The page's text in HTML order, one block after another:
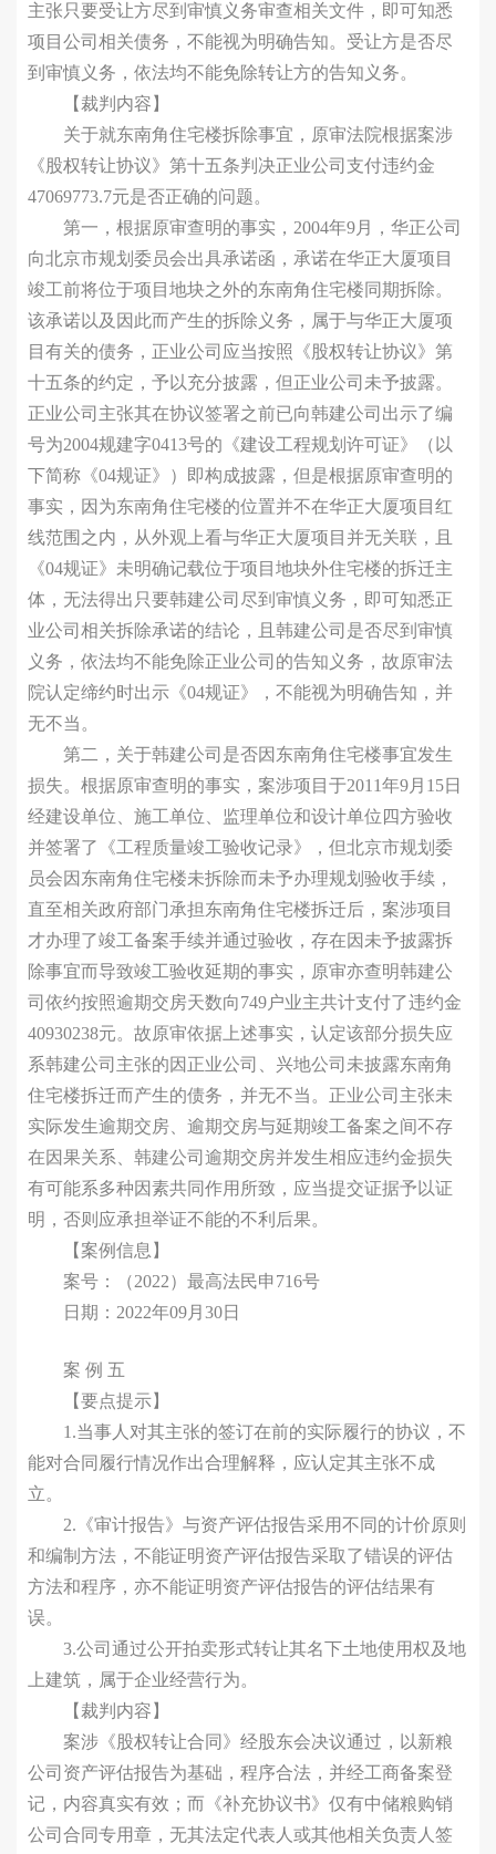
主张只要受让方尽到审慎义务审查相关文件，即可知悉
项目公司相关债务，不能视为明确告知。受让方是否尽
到审慎义务，依法均不能免除转让方的告知义务。
【裁判内容】
关于就东南角住宅楼拆除事宜，原审法院根据案涉
《股权转让协议》第十五条判决正业公司支付违约金
47069773.7元是否正确的问题。
第一，根据原审查明的事实，2004年9月，华正公司
向北京市规划委员会出具承诺函，承诺在华正大厦项目
竣工前将位于项目地块之外的东南角住宅楼同期拆除。
该承诺以及因此而产生的拆除义务，属于与华正大厦项
目有关的债务，正业公司应当按照《股权转让协议》第
十五条的约定，予以充分披露，但正业公司未予披露。
正业公司主张其在协议签署之前已向韩建公司出示了编
号为2004规建字0413号的《建设工程规划许可证》（以
下简称《04规证》）即构成披露，但是根据原审查明的
事实，因为东南角住宅楼的位置并不在华正大厦项目红
线范围之内，从外观上看与华正大厦项目并无关联，且
《04规证》未明确记载位于项目地块外住宅楼的拆迁主
体，无法得出只要韩建公司尽到审慎义务，即可知悉正
业公司相关拆除承诺的结论，且韩建公司是否尽到审慎
义务，依法均不能免除正业公司的告知义务，故原审法
院认定缔约时出示《04规证》，不能视为明确告知，并
无不当。
第二，关于韩建公司是否因东南角住宅楼事宜发生
损失。根据原审查明的事实，案涉项目于2011年9月15日
经建设单位、施工单位、监理单位和设计单位四方验收
并签署了《工程质量竣工验收记录》，但北京市规划委
员会因东南角住宅楼未拆除而未予办理规划验收手续，
直至相关政府部门承担东南角住宅楼拆迁后，案涉项目
才办理了竣工备案手续并通过验收，存在因未予披露拆
除事宜而导致竣工验收延期的事实，原审亦查明韩建公
司依约按照逾期交房天数向749户业主共计支付了违约金
40930238元。故原审依据上述事实，认定该部分损失应
系韩建公司主张的因正业公司、兴地公司未披露东南角
住宅楼拆迁而产生的债务，并无不当。正业公司主张未
实际发生逾期交房、逾期交房与延期竣工备案之间不存
在因果关系、韩建公司逾期交房并发生相应违约金损失
有可能系多种因素共同作用所致，应当提交证据予以证
明，否则应承担举证不能的不利后果。
【案例信息】
案号：（2022）最高法民申716号
日期：2022年09月30日
案 例 五
【要点提示】
1.当事人对其主张的签订在前的实际履行的协议，不
能对合同履行情况作出合理解释，应认定其主张不成
立。
2.《审计报告》与资产评估报告采用不同的计价原则
和编制方法，不能证明资产评估报告采取了错误的评估
方法和程序，亦不能证明资产评估报告的评估结果有
误。
3.公司通过公开拍卖形式转让其名下土地使用权及地
上建筑，属于企业经营行为。
【裁判内容】
案涉《股权转让合同》经股东会决议通过，以新粮
公司资产评估报告为基础，程序合法，并经工商备案登
记，内容真实有效；而《补充协议书》仅有中储粮购销
公司合同专用章，无其法定代表人或其他相关负责人签